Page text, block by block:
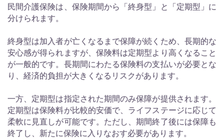
民間介護保険は、保険期間から「終身型」と「定期型」に
分けられます。
終身型は加入者が亡くなるまで保障が続くため、長期的な
安心感が得られますが、保険料は定期型より高くなること
が一般的です。長期間にわたる保険料の支払いが必要とな
り、経済的負担が大きくなるリスクがあります。
一方、定期型は指定された期間のみ保障が提供されます。
定期型は保険料が比較的安価で、ライフステージに応じて
柔軟に見直しが可能です。ただし、期間終了後には保障も
終了し、新たに保険に入りなおす必要があります。